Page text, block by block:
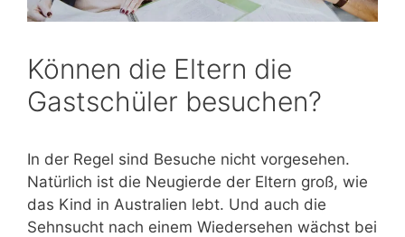
Können die Eltern die
Gastschüler besuchen?
In der Regel sind Besuche nicht vorgesehen.
Natürlich ist die Neugierde der Eltern groß, wie
das Kind in Australien lebt. Und auch die
Sehnsucht nach einem Wiedersehen wächst bei